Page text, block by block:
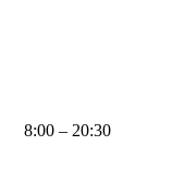
8:00 – 20:30